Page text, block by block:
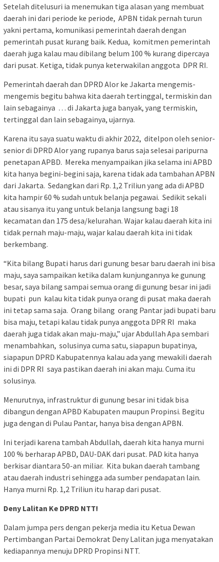
Setelah ditelusuri ia menemukan tiga alasan yang membuat
daerah ini dari periode ke periode, APBN tidak pernah turun
yakni pertama, komunikasi pemerintah daerah dengan
pemerintah pusat kurang baik. Kedua, komitmen pemerintah
daerah juga kalau mau dibilang belum 100 % kurang dipercaya
dari pusat. Ketiga, tidak punya keterwakilan anggota DPR RI.
Pemerintah daerah dan DPRD Alor ke Jakarta mengemis-
mengemis begitu bahwa kita daerah tertinggal, termiskin dan
lain sebagainya … di Jakarta juga banyak, yang termiskin,
tertinggal dan lain sebagainya, ujarnya.
Karena itu saya suatu waktu di akhir 2022, ditelpon oleh senior-
senior di DPRD Alor yang rupanya barus saja selesai paripurna
penetapan APBD. Mereka menyampaikan jika selama ini APBD
kita hanya begini-begini saja, karena tidak ada tambahan APBN
dari Jakarta. Sedangkan dari Rp. 1,2 Triliun yang ada di APBD
kita hampir 60 % sudah untuk belanja pegawai. Sedikit sekali
atau sisanya itu yang untuk belanja langsung bagi 18
kecamatan dan 175 desa/kelurahan. Wajar kalau daerah kita ini
tidak pernah maju-maju, wajar kalau daerah kita ini tidak
berkembang.
“Kita bilang Bupati harus dari gunung besar baru daerah ini bisa
maju, saya sampaikan ketika dalam kunjungannya ke gunung
besar, saya bilang sampai semua orang di gunung besar ini jadi
bupati pun kalau kita tidak punya orang di pusat maka daerah
ini tetap sama saja. Orang bilang orang Pantar jadi bupati baru
bisa maju, tetapi kalau tidak punya anggota DPR RI maka
daerah juga tidak akan maju-maju,” ujar Abdullah Apa sembari
menambahkan, solusinya cuma satu, siapapun bupatinya,
siapapun DPRD Kabupatennya kalau ada yang mewakili daerah
ini di DPR RI saya pastikan daerah ini akan maju. Cuma itu
solusinya.
Menurutnya, infrastruktur di gunung besar ini tidak bisa
dibangun dengan APBD Kabupaten maupun Propinsi. Begitu
juga dengan di Pulau Pantar, hanya bisa dengan APBN.
Ini terjadi karena tambah Abdullah, daerah kita hanya murni
100 % berharap APBD, DAU-DAK dari pusat. PAD kita hanya
berkisar diantara 50-an miliar. Kita bukan daerah tambang
atau daerah industri sehingga ada sumber pendapatan lain.
Hanya murni Rp. 1,2 Triliun itu harap dari pusat.
Deny Lalitan Ke DPRD NTT!
Dalam jumpa pers dengan pekerja media itu Ketua Dewan
Pertimbangan Partai Demokrat Deny Lalitan juga menyatakan
kediapannya menuju DPRD Propinsi NTT.